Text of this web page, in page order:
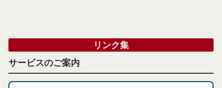
リンク集
サービスのご案内